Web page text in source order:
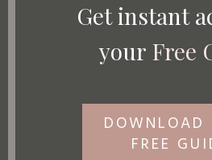
Get instant
your Free
DOWNLOAD
FREE